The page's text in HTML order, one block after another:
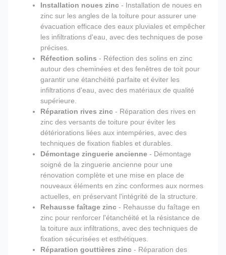
Installation noues zinc - Installation de noues en
zinc sur les angles de la toiture pour assurer une
évacuation efficace des eaux pluviales et empêcher
les infiltrations d'eau, avec des techniques de pose
précises.
Réfection solins - Réfection des solins en zinc
autour des cheminées et des fenêtres de toit pour
garantir une étanchéité parfaite et éviter les
infiltrations d'eau, avec des matériaux de qualité
supérieure.
Réparation rives zinc - Réparation des rives en
zinc des versants de toiture pour éviter les
détériorations liées aux intempéries, avec des
techniques de fixation fiables et durables.
Démontage zinguerie ancienne - Démontage
soigné de la zinguerie ancienne pour une
rénovation complète et une mise en place de
nouveaux éléments en zinc conformes aux normes
actuelles, en préservant l'intégrité de la structure.
Rehausse faîtage zinc - Rehausse du faîtage en
zinc pour renforcer l'étanchéité et la résistance de
la toiture aux infiltrations, avec des techniques de
fixation sécurisées et esthétiques.
Réparation gouttières zinc - Réparation des